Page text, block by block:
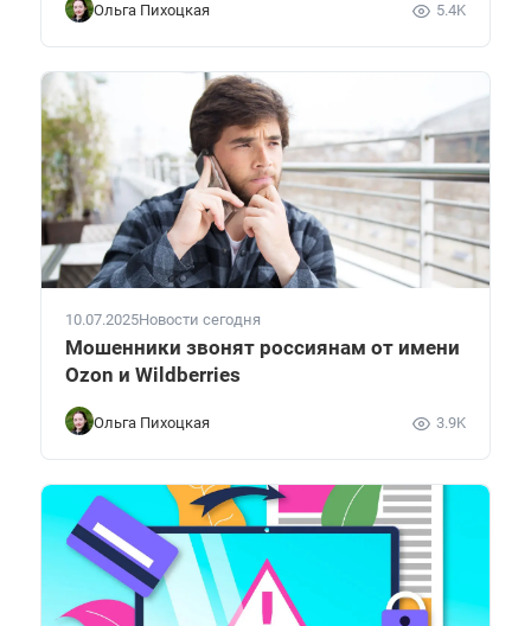
Ольга Пихоцкая 5.4K
10.07.2025Новости сегодня
Мошенники звонят россиянам от имени
Ozon и Wildberries
Ольга Пихоцкая 3.9K